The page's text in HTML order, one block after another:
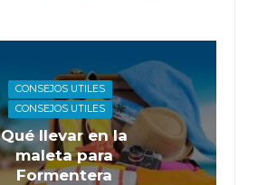
CONSEJOS UTILES
CONSEJOS UTILES
Qué llevar en la
maleta para
Formentera